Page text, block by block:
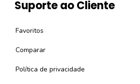
Suporte ao Cliente
Favoritos
Comparar
Política de privacidade